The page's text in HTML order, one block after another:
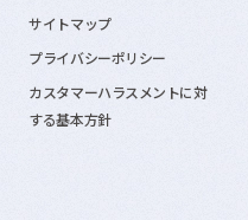
サイトマップ
プライバシーポリシー
カスタマーハラスメントに対
する基本方針